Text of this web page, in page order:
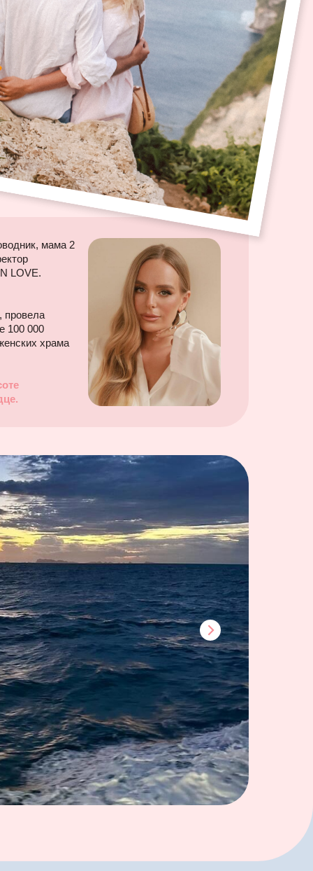
мама 2
LOVE.
провела
100 000
храма